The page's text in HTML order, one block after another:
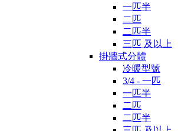
一匹半
二匹
二匹半
三匹 及以上
掛牆式分體
冷暖型號
3/4 - 一匹
一匹半
二匹
二匹半